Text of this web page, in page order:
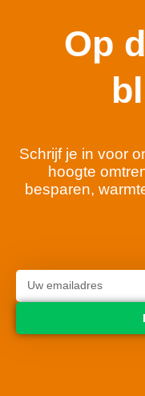
Op
Schrijf je in voor
hoogte
besparen,